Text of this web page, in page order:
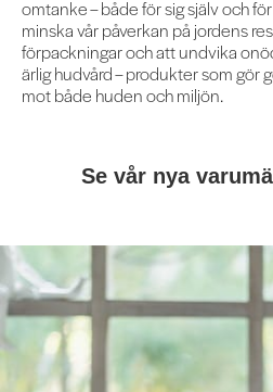
omtanke – både för sig själv och
minska vår påverkan på jordens
förpackningar och att undvika
ärlig hudvård – produkter som gör
mot både huden och miljön.
Se vår nya